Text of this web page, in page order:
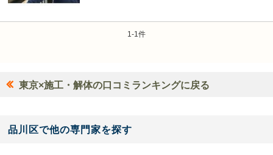
1-1件
東京×施工・解体の口コミランキングに戻る
品川区で他の専門家を探す